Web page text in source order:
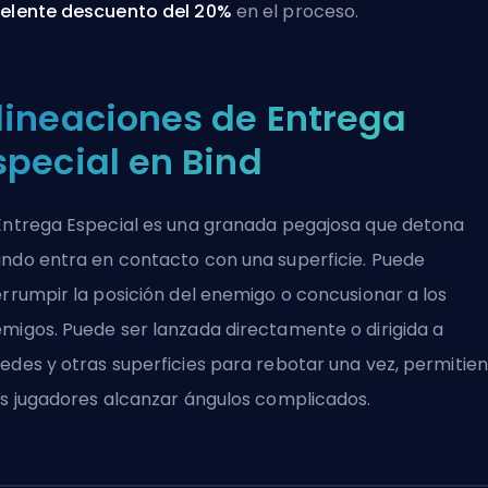
descuento del 20% en el proceso.
de Entrega
en Bind
Especial es una granada pegajosa que detona
entra en contacto con una superficie. Puede
la posición del enemigo o concusionar a los
Puede ser lanzada directamente o dirigida a
y otras superficies para rebotar una vez,
jugadores alcanzar ángulos complicados.